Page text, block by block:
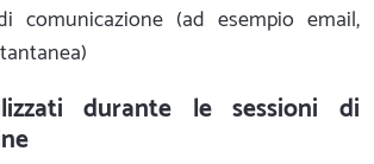
comunicazione (ad esempio email,
durante le sessioni di